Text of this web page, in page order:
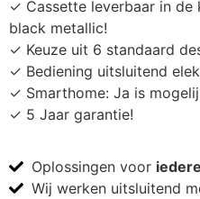
✓ Cassette leverbaar in
black metallic!
✓ Keuze uit 6 standaard
✓ Bediening uitsluitend
✓ Smarthome: Ja is
✓ 5 Jaar garantie!
Oplossingen voor
Wij werken uitsluitend